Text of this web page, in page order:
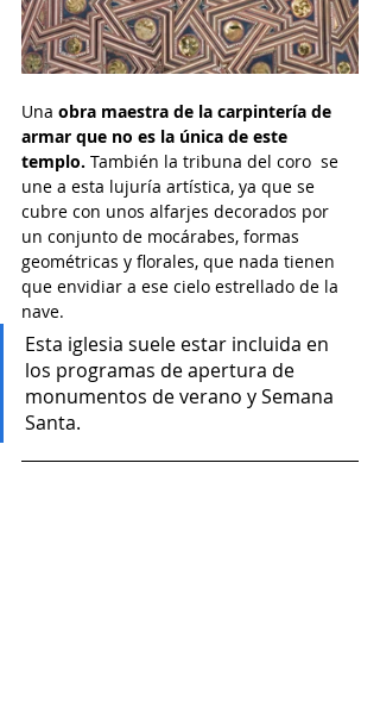
Una obra maestra de la carpintería de
armar que no es la única de este
templo. También la tribuna del coro  se
une a esta lujuría artística, ya que se
cubre con unos alfarjes decorados por
un conjunto de mocárabes, formas
geométricas y florales, que nada tienen
que envidiar a ese cielo estrellado de la
nave.
Esta iglesia suele estar incluida en
los programas de apertura de
monumentos de verano y Semana
Santa.